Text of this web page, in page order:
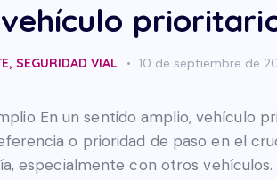
, SEGURIDAD VIAL
10 de septiembre de
En un sentido amplio, vehículo
o prioridad de paso en el
especialmente con otros vehículos.